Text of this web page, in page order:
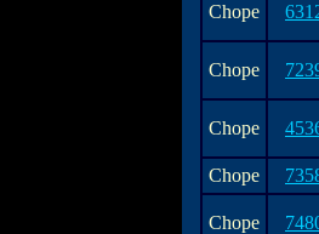
Chope
Chope
Chope
Chope
Chope